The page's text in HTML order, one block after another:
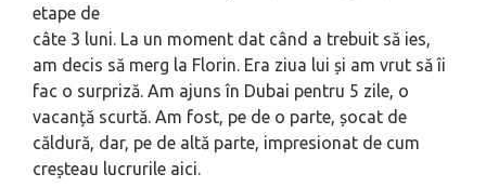
etape de
câte 3 luni. La un moment dat când a trebuit să ies,
am decis să merg la Florin. Era ziua lui și am vrut să îi
fac o surpriză. Am ajuns în Dubai pentru 5 zile, o
vacanță scurtă. Am fost, pe de o parte, șocat de
căldură, dar, pe de altă parte, impresionat de cum
creșteau lucrurile aici.